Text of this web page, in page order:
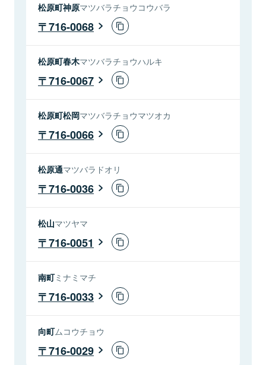
松原町神原マツバラチョウコウバラ
716-0068
松原町春木マツバラチョウハルキ
716-0067
松原町松岡マツバラチョウマツオカ
716-0066
松原通マツバラドオリ
716-0036
松山マツヤマ
716-0051
南町ミナミマチ
716-0033
向町ムコウチョウ
716-0029